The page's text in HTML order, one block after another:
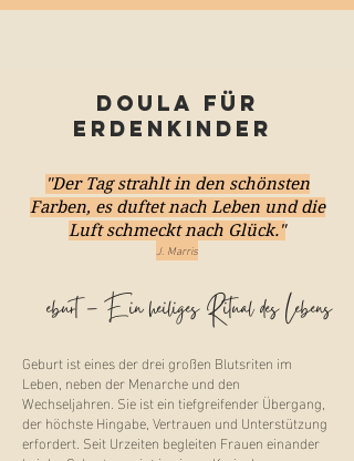
Doula für
Erdenkinder
"Der Tag strahlt in den schönsten
Farben, es duftet nach Leben und die
Luft schmeckt nach Glück."
J. Marris
Geburt – Ein heiliges Ritual des Lebens
Geburt ist eines der drei großen Blutsriten im
Leben, neben der Menarche und den
Wechseljahren. Sie ist ein tiefgreifender Übergang,
der höchste Hingabe, Vertrauen und Unterstützung
erfordert. Seit Urzeiten begleiten Frauen einander